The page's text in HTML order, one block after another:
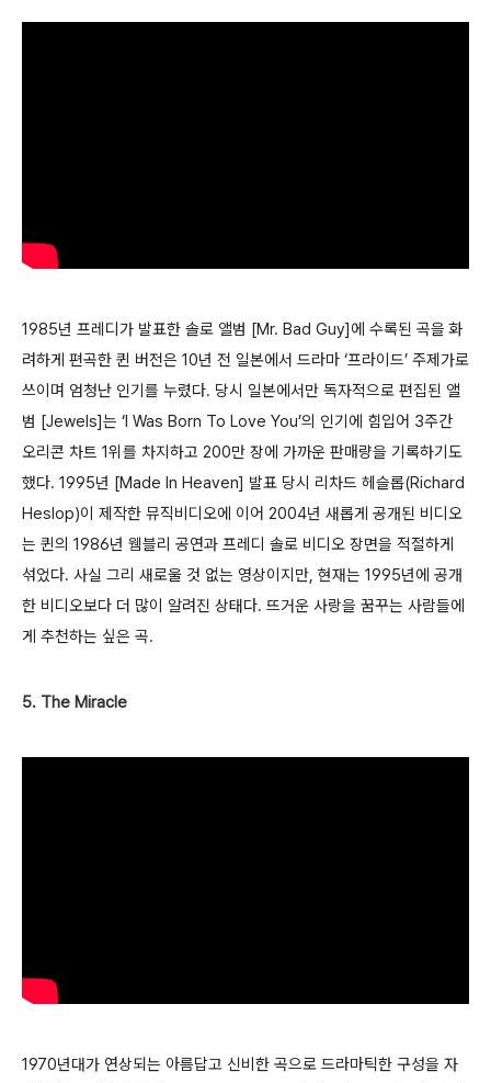
1985년 프레디가 발표한 솔로 앨범 [Mr. Bad Guy]에 수록된 곡을 화
려하게 편곡한 퀸 버전은 10년 전 일본에서 드라마 ‘프라이드’ 주제가로
쓰이며 엄청난 인기를 누렸다. 당시 일본에서만 독자적으로 편집된 앨
범 [Jewels]는 ‘I Was Born To Love You’의 인기에 힘입어 3주간
오리콘 차트 1위를 차지하고 200만 장에 가까운 판매량을 기록하기도
했다. 1995년 [Made In Heaven] 발표 당시 리차드 헤슬롭(Richard
Heslop)이 제작한 뮤직비디오에 이어 2004년 새롭게 공개된 비디오
는 퀸의 1986년 웸블리 공연과 프레디 솔로 비디오 장면을 적절하게
섞었다. 사실 그리 새로울 것 없는 영상이지만, 현재는 1995년에 공개
한 비디오보다 더 많이 알려진 상태다. 뜨거운 사랑을 꿈꾸는 사람들에
게 추천하는 싶은 곡.
5. The Miracle
1970년대가 연상되는 아름답고 신비한 곡으로 드라마틱한 구성을 자